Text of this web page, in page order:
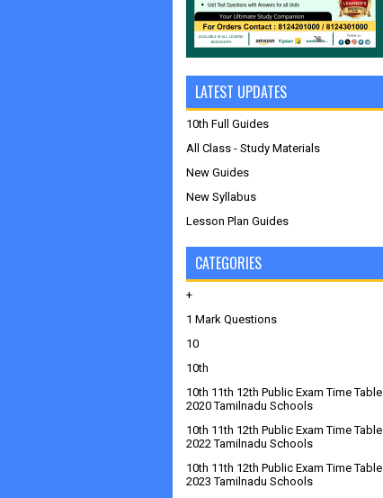
LATEST UPDATES
10th Full Guides
All Class - Study Materials
New Guides
New Syllabus
Lesson Plan Guides
CATEGORIES
+
1 Mark Questions
10
10th
10th 11th 12th Public Exam Time Table
2020 Tamilnadu Schools
10th 11th 12th Public Exam Time Table
2022 Tamilnadu Schools
10th 11th 12th Public Exam Time Table
2023 Tamilnadu Schools